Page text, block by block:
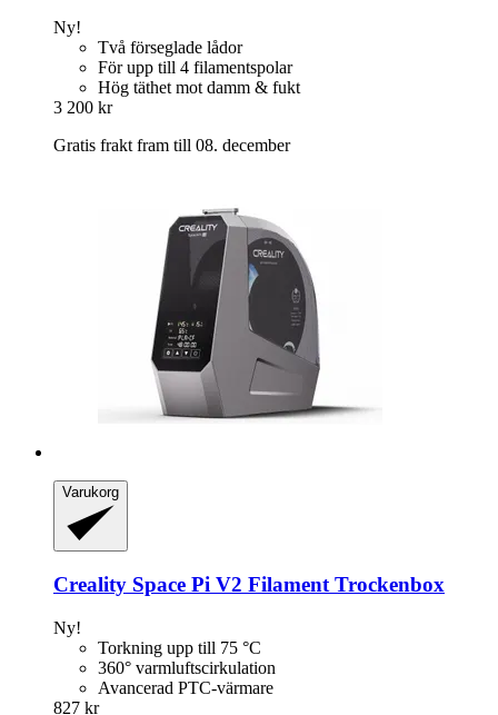
Ny!
Två förseglade lådor
För upp till 4 filamentspolar
Hög täthet mot damm & fukt
3 200 kr
Gratis frakt fram till 08. december
Varukorg
Creality Space Pi V2 Filament Trockenbox
Ny!
Torkning upp till 75 °C
360° varmluftscirkulation
Avancerad PTC-värmare
827 kr